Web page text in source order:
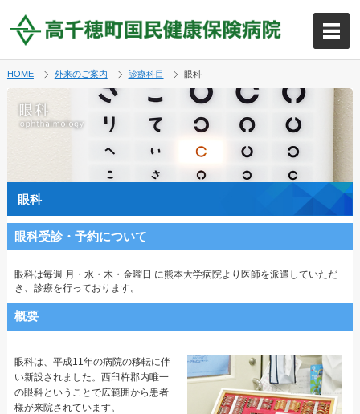
HOME 外来のご案内 診療科目 眼科
眼科
眼科受診・予約について
眼科は毎週 月・水・木・金曜日 に熊本大学病院より医師を派遣していただ
き、診療を行っております。
概要
眼科は、平成11年の病院の移転に伴
い新設されました。西臼杵郡内唯一
の眼科ということで広範囲から患者
様が来院されています。